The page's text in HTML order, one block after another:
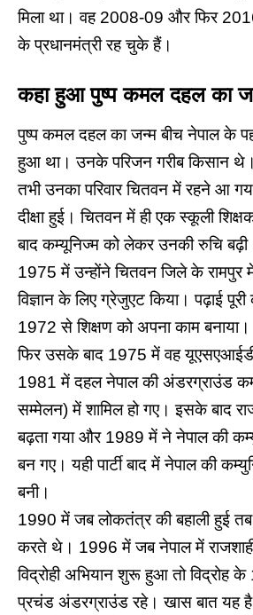
मिला था। वह 2008-09 और फिर
के प्रधानमंत्री रह चुके हैं।
कहा हुआ पुष्प कमल दहल का
पुष्प कमल दहल का जन्म बीच नेपाल के
हुआ था। उनके परिजन गरीब किसान
तभी उनका परिवार चितवन में रहने आ
दीक्षा हुई। चितवन में ही एक स्कूली
बाद कम्यूनिज्म को लेकर उनकी रुचि
1975 में उन्होंने चितवन जिले के रामपुर
विज्ञान के लिए ग्रेजुएट किया। पढ़ाई
1972 से शिक्षण को अपना काम बनाया।
फिर उसके बाद 1975 में वह
1981 में दहल नेपाल की अंडरग्राउंड
सम्मेलन) में शामिल हो गए। इसके बाद
बढ़ता गया और 1989 में ने नेपाल की
बन गए। यही पार्टी बाद में नेपाल की
बनी।
1990 में जब लोकतंत्र की बहाली हुई
करते थे। 1996 में जब नेपाल में
विद्रोही अभियान शुरू हुआ तो विद्रोह के
प्रचंड अंडरग्राउंड रहे। खास बात यह